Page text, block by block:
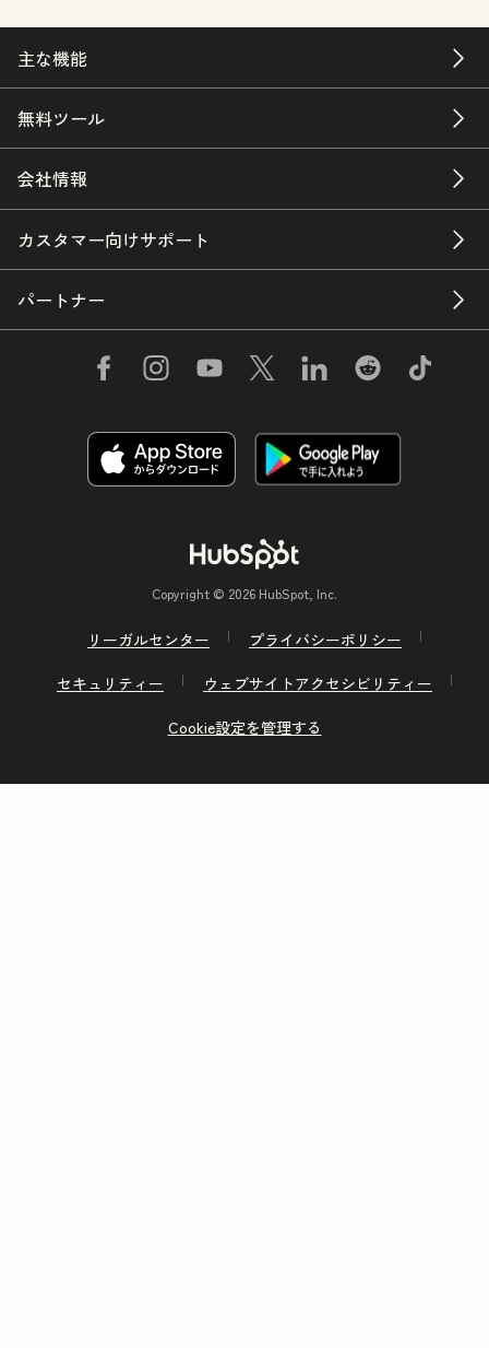
主な機能
無料ツール
会社情報
カスタマー向けサポート
パートナー
Copyright © 2026 HubSpot, Inc.
リーガルセンター
プライバシーポリシー
セキュリティー
ウェブサイトアクセシビリティー
Cookie設定を管理する